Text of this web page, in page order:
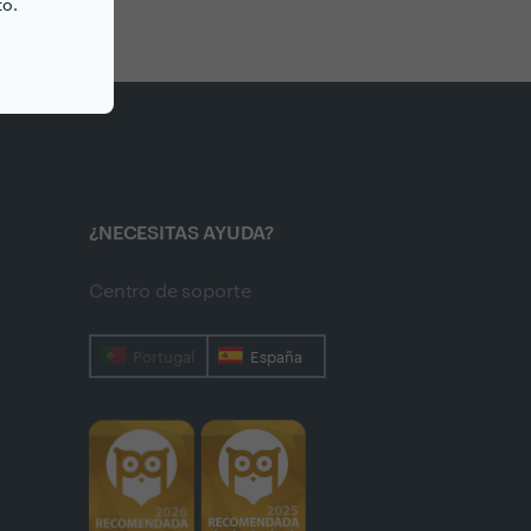
¿NECESITAS AYUDA?
Centro de soporte
Portugal España